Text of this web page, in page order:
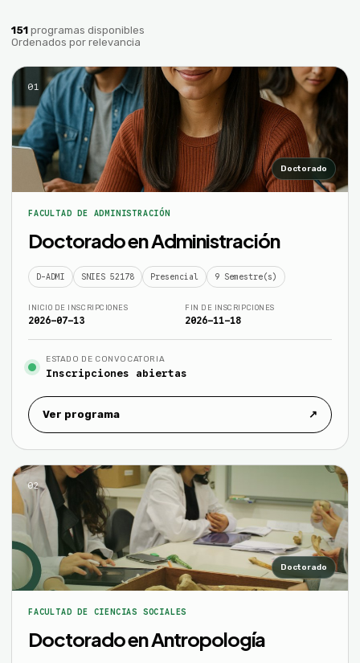
151 programas disponibles
Ordenados por relevancia
01
Doctorado
FACULTAD DE ADMINISTRACIÓN
Doctorado en Administración
D-ADMI SNIES 52178 Presencial 9 Semestre(s)
INICIO DE INSCRIPCIONES
2026-07-13
FIN DE INSCRIPCIONES
2026-11-18
ESTADO DE CONVOCATORIA
Inscripciones abiertas
Ver programa ↗
02
Doctorado
FACULTAD DE CIENCIAS SOCIALES
Doctorado en Antropología